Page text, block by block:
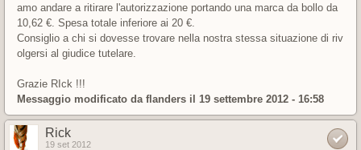
amo andare a ritirare l'autorizzazione portando una marca da bollo da
10,62 €. Spesa totale inferiore ai 20 €.
Consiglio a chi si dovesse trovare nella nostra stessa situazione di riv
olgersi al giudice tutelare.
Grazie RIck !!!
Messaggio modificato da flanders il 19 settembre 2012 - 16:58
Rick
19 set 2012